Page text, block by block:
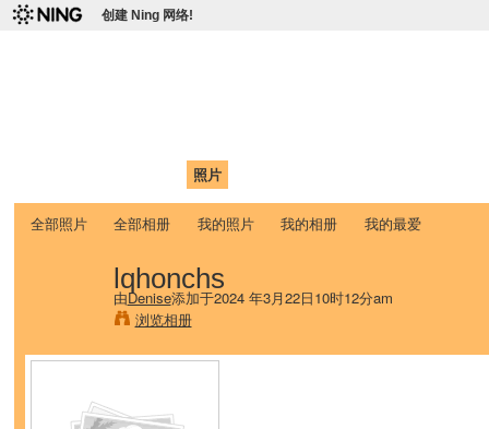
创建 Ning 网络!
照片
全部照片 全部相册 我的照片 我的相册 我的最爱
lqhonchs
由Denise添加于2024 年3月22日10时12分am
浏览相册